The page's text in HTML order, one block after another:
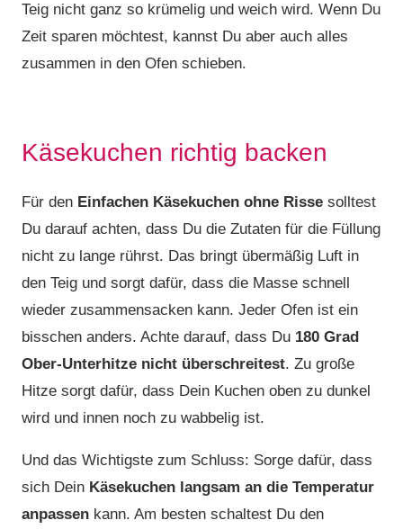
Teig nicht ganz so krümelig und weich wird. Wenn Du
Zeit sparen möchtest, kannst Du aber auch alles
zusammen in den Ofen schieben.
Käsekuchen richtig backen
Für den Einfachen Käsekuchen ohne Risse solltest
Du darauf achten, dass Du die Zutaten für die Füllung
nicht zu lange rührst. Das bringt übermäßig Luft in
den Teig und sorgt dafür, dass die Masse schnell
wieder zusammensacken kann. Jeder Ofen ist ein
bisschen anders. Achte darauf, dass Du 180 Grad
Ober-Unterhitze nicht überschreitest. Zu große
Hitze sorgt dafür, dass Dein Kuchen oben zu dunkel
wird und innen noch zu wabbelig ist.
Und das Wichtigste zum Schluss: Sorge dafür, dass
sich Dein Käsekuchen langsam an die Temperatur
anpassen kann. Am besten schaltest Du den